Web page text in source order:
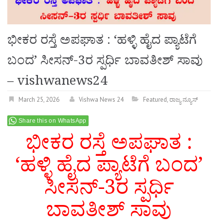
ಭೀಕರ ರಸ್ತೆ ಅಪಘಾತ : ‘ಹಳ್ಳಿ ಹೈದ ಪ್ಯಾಟೆಗೆ
ಬಂದ’ ಸೀಸನ್-3ರ ಸ್ಪರ್ಧಿ ಬಾವತೀಶ್ ಸಾವು
– vishwanews24
March 25, 2026 Vishwa News 24 Featured,ರಾಜ್ಯ ನ್ಯೂಸ್
Share this on WhatsApp
ಭೀಕರ ರಸ್ತೆ ಅಪಘಾತ :
‘ಹಳ್ಳಿ ಹೈದ ಪ್ಯಾಟೆಗೆ ಬಂದ’
ಸೀಸನ್-3ರ ಸ್ಪರ್ಧಿ
ಬಾವತೀಶ್ ಸಾವು